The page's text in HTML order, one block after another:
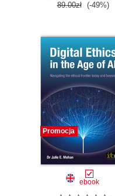
89.00zł (-49%)
Promocja
ebook